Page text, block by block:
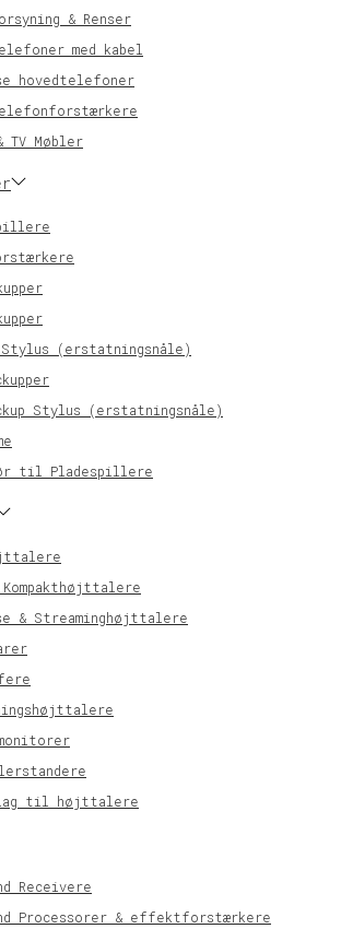
& Renser
med kabel
hovedtelefoner
Møbler
Stylus (erstatningsnåle)
Stylus (erstatningsnåle)
til Pladespillere
Kompakthøjttalere
& Streaminghøjttalere
til højttalere
Receivere
Processorer & effektforstærkere